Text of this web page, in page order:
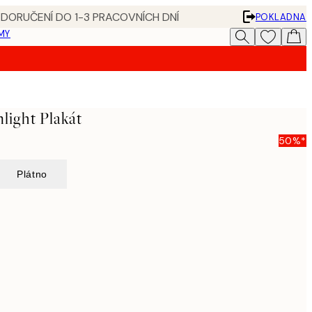
DO 1-3 PRACOVNÍCH DNÍ
POKLADNA
Plakát
50%*
Plátno